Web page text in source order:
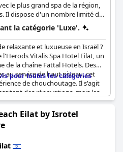
le plus grand spa de la région,
Il dispose d'un nombre limité de
d'un restaurant
VIP comme une réception
champagne et un service de
à une plage privée et au
la catégorie 'Luxe'.
relaxante et luxueuse en Israël ?
Vitalis Spa Hotel Eilat, un
de la chaîne Fattal Hotels. Des
au service de haut niveau, cet
de chouchoutage. Il s'agit
des rénovations, mais les
d'un hôtel de charme
à une grande chaîne. Grâce à
du détail et l'intimité, l'Herods
comme un hôtel haut de
de tout. Offrez-vous de vraies
dans cet hôtel exceptionnel.
pour toutes les catégories
Eilat by Isrotel